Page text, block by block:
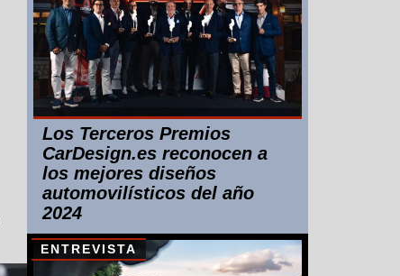
Los Terceros Premios
CarDesign.es reconocen a
los mejores diseños
automovilísticos del año
2024
ENTREVISTA